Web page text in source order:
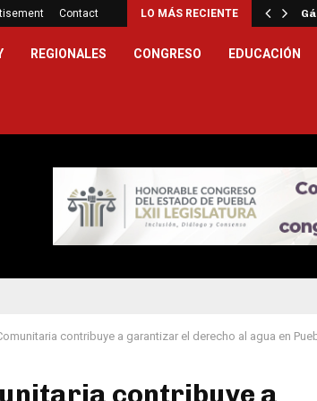
Contact LO MÁS RECIENTE
debut de…
REGIONALES CONGRESO EDUCACIÓN
contribuye a garantizar el derecho al agua en